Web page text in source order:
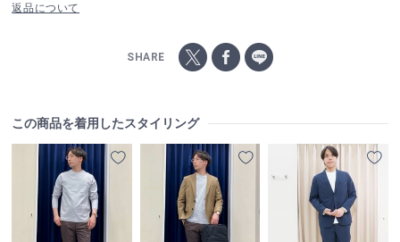
返品について
SHARE
この商品を着用したスタイリング